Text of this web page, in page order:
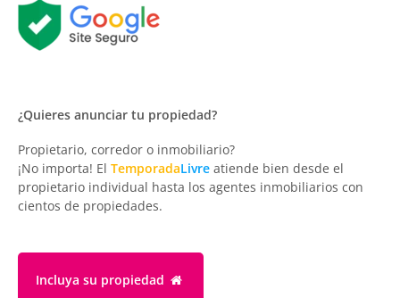
¿Quieres anunciar tu propiedad?
Propietario, corredor o inmobiliario?
¡No importa! El TemporadaLivre atiende bien desde el
propietario individual hasta los agentes inmobiliarios con
cientos de propiedades.
Incluya su propiedad